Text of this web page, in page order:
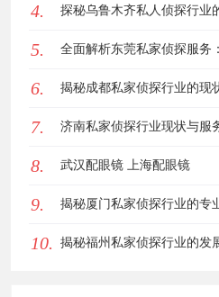
力量
4. 探秘乌鲁木齐私人侦探行业
优势
5. 全面解析东莞私家侦探服务
您解决各种疑难问题
6. 揭秘成都私家侦探行业的现
趋势
7. 济南私家侦探行业现状与服
调查助您安心
8. 武汉配眼镜 上海配眼镜
9. 揭秘厦门私家侦探行业的专
趋势
10. 揭秘福州私家侦探行业的发